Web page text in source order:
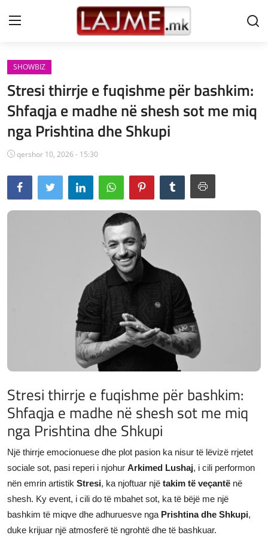
Shtëpi
LAJME MAQEDONI
SHQIPERI
KOSOVA
LAJME NGA BOTA
SHOWBIZ
SHOWBIZ
Stresi thirrje e fuqishme për bashkim:
Shfaqja e madhe në shesh sot me miq
nga Prishtina dhe Shkupi
qershor 10, 2026 - 15:30
Stresi thirrje e fuqishme për bashkim:
Shfaqja e madhe në shesh sot me miq
nga Prishtina dhe Shkupi
Një thirrje emocionuese dhe plot pasion ka nisur të lëvizë rrjetet
sociale sot, pasi reperi i njohur Arkimed Lushaj, i cili performon
nën emrin artistik Stresi, ka njoftuar një takim të veçantë në
shesh. Ky event, i cili do të mbahet sot, ka të bëjë me një
bashkim të miqve dhe adhuruesve nga Prishtina dhe Shkupi,
duke krijuar një atmosferë të ngrohtë dhe të bashkuar.